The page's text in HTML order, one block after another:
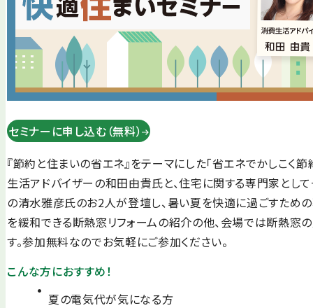
セミナーに申し込む（無料）
『節約と住まいの省エネ』をテーマにした「省エネでかしこ
生活アドバイザーの和田由貴氏と、住宅に関する専門家と
の清水雅彦氏のお2人が登壇し、暑い夏を快適に過ごすため
を緩和できる断熱窓リフォームの紹介の他、会場では断熱
す。参加無料なのでお気軽にご参加ください。
こんな方におすすめ！
夏の電気代が気になる方